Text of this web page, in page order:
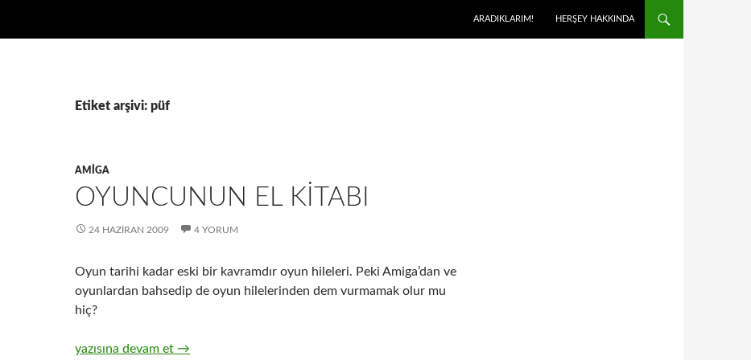
ARADIKLARIM! HERŞEY HAKKINDA
Etiket arşivi: püf
AMIGA
OYUNCUNUN EL KITABI
24 HAZIRAN 2009 4 YORUM
Oyun tarihi kadar eski bir kavramdır oyun hileleri. Peki Amiga’dan ve
oyunlardan bahsedip de oyun hilelerinden dem vurmamak olur mu
hiç?
Oyuncunun El Kitabı
yazısına devam et →